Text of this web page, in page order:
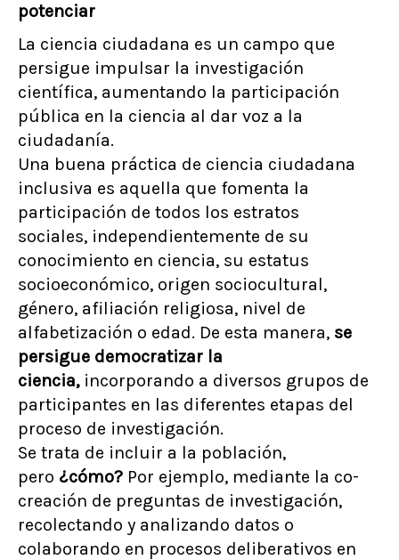
potenciar
La ciencia ciudadana es un campo que
persigue impulsar la investigación
científica, aumentando la participación
pública en la ciencia al dar voz a la
ciudadanía.
Una buena práctica de ciencia ciudadana
inclusiva es aquella que fomenta la
participación de todos los estratos
sociales, independientemente de su
conocimiento en ciencia, su estatus
socioeconómico, origen sociocultural,
género, afiliación religiosa, nivel de
alfabetización o edad. De esta manera, se
persigue democratizar la
ciencia,incorporando a diversos grupos de
participantes en las diferentes etapas del
proceso de investigación.
Se trata de incluir a la población,
pero ¿cómo? Por ejemplo, mediante la co-
creación de preguntas de investigación,
recolectando y analizando datos o
colaborando en procesos deliberativos en